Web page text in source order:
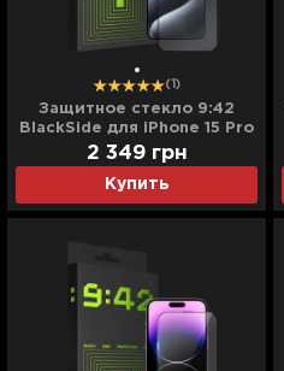
(1)
Защитное стекло 9:42
BlackSide для iPhone 15 Pro
Купить
2 349 грн